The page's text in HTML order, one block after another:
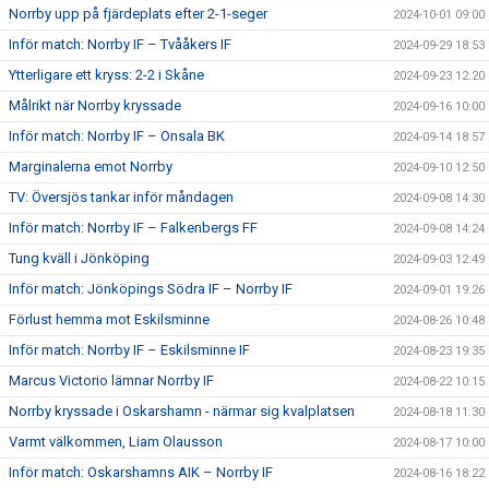
Norrby upp på fjärdeplats efter 2-1-seger 2024-10-01 09:00
Inför match: Norrby IF – Tvååkers IF 2024-09-29 18:53
Ytterligare ett kryss: 2-2 i Skåne 2024-09-23 12:20
Målrikt när Norrby kryssade 2024-09-16 10:00
Inför match: Norrby IF – Onsala BK 2024-09-14 18:57
Marginalerna emot Norrby 2024-09-10 12:50
TV: Översjös tankar inför måndagen 2024-09-08 14:30
Inför match: Norrby IF – Falkenbergs FF 2024-09-08 14:24
Tung kväll i Jönköping 2024-09-03 12:49
Inför match: Jönköpings Södra IF – Norrby IF 2024-09-01 19:26
Förlust hemma mot Eskilsminne 2024-08-26 10:48
Inför match: Norrby IF – Eskilsminne IF 2024-08-23 19:35
Marcus Victorio lämnar Norrby IF 2024-08-22 10:15
Norrby kryssade i Oskarshamn - närmar sig kvalplatsen 2024-08-18 11:30
Varmt välkommen, Liam Olausson 2024-08-17 10:00
Inför match: Oskarshamns AIK – Norrby IF 2024-08-16 18:22